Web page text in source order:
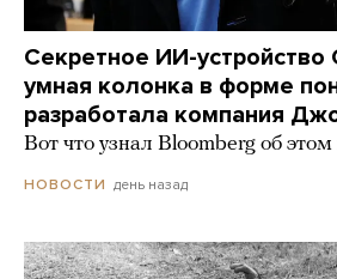
Секретное ИИ-устройство
умная колонка в форме
разработала компания
Вот что узнал Bloomberg об этом
НОВОСТИ день назад